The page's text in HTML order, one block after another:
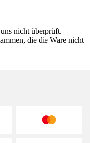
nicht überprüft.
die die Ware nicht